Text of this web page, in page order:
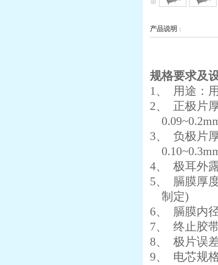
产品说明 ：
规格要求及
1、
用途：
2、
正极片
3、
负极片
4、
极耳外
5、
膈膜厚
制定)
6、
膈膜内
7、
终止胶
8、
极片误
9、
电芯规